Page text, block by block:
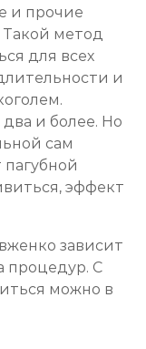
и прочие
метод
для всех
и
и более. Но
сам
пагубной
эффект
зависит
процедур. С
можно в